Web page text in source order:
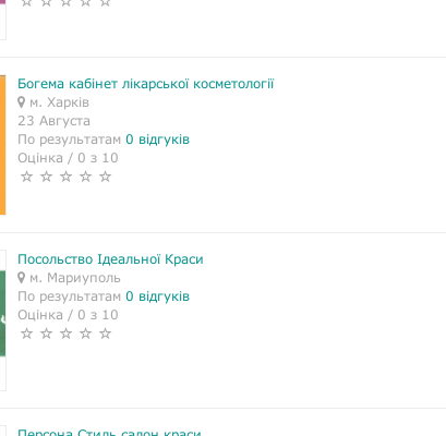
Богема кабінет лікарської косметології
м. Харків
23 Августа
По результатам 0 відгуків
Оцінка / 0 з 10
Посольство Ідеальної Краси
м. Мариуполь
По результатам 0 відгуків
Оцінка / 0 з 10